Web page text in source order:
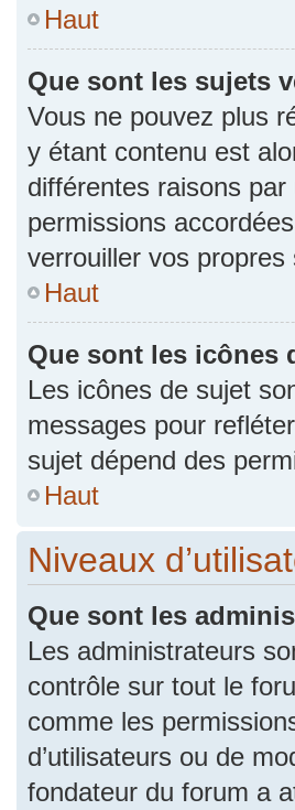
Haut
Que sont les sujets
Vous ne pouvez plus
y étant contenu est
différentes raisons
permissions
verrouiller vos propres
Haut
Que sont les icônes
Les icônes de sujet
messages pour
sujet dépend des
Haut
Niveaux
Que sont les
Les administrateurs
contrôle sur tout le
comme les
d’utilisateurs ou de
fondateur du forum a